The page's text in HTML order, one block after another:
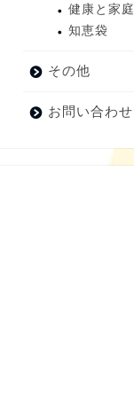
健康と家庭
知恵袋
その他
お問い合わせ